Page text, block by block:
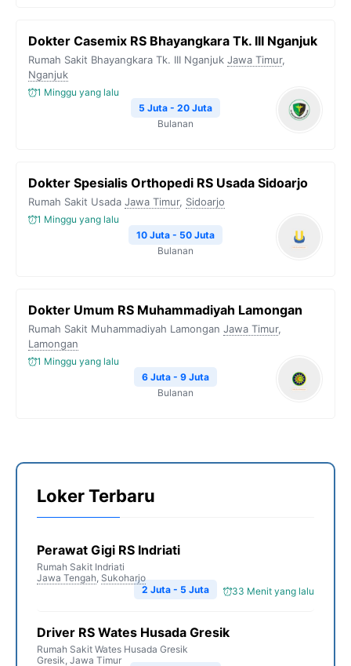
Dokter Casemix RS Bhayangkara Tk. III Nganjuk
Rumah Sakit Bhayangkara Tk. III Nganjuk Jawa Timur,
Nganjuk
1 Minggu yang lalu
5 Juta - 20 Juta
Bulanan
Dokter Spesialis Orthopedi RS Usada Sidoarjo
Rumah Sakit Usada Jawa Timur, Sidoarjo
1 Minggu yang lalu
10 Juta - 50 Juta
Bulanan
Dokter Umum RS Muhammadiyah Lamongan
Rumah Sakit Muhammadiyah Lamongan Jawa Timur,
Lamongan
1 Minggu yang lalu
6 Juta - 9 Juta
Bulanan
Loker Terbaru
Perawat Gigi RS Indriati
Rumah Sakit Indriati
Jawa Tengah, Sukoharjo
33 Menit yang lalu
2 Juta - 5 Juta
Driver RS Wates Husada Gresik
Rumah Sakit Wates Husada Gresik
Gresik, Jawa Timur